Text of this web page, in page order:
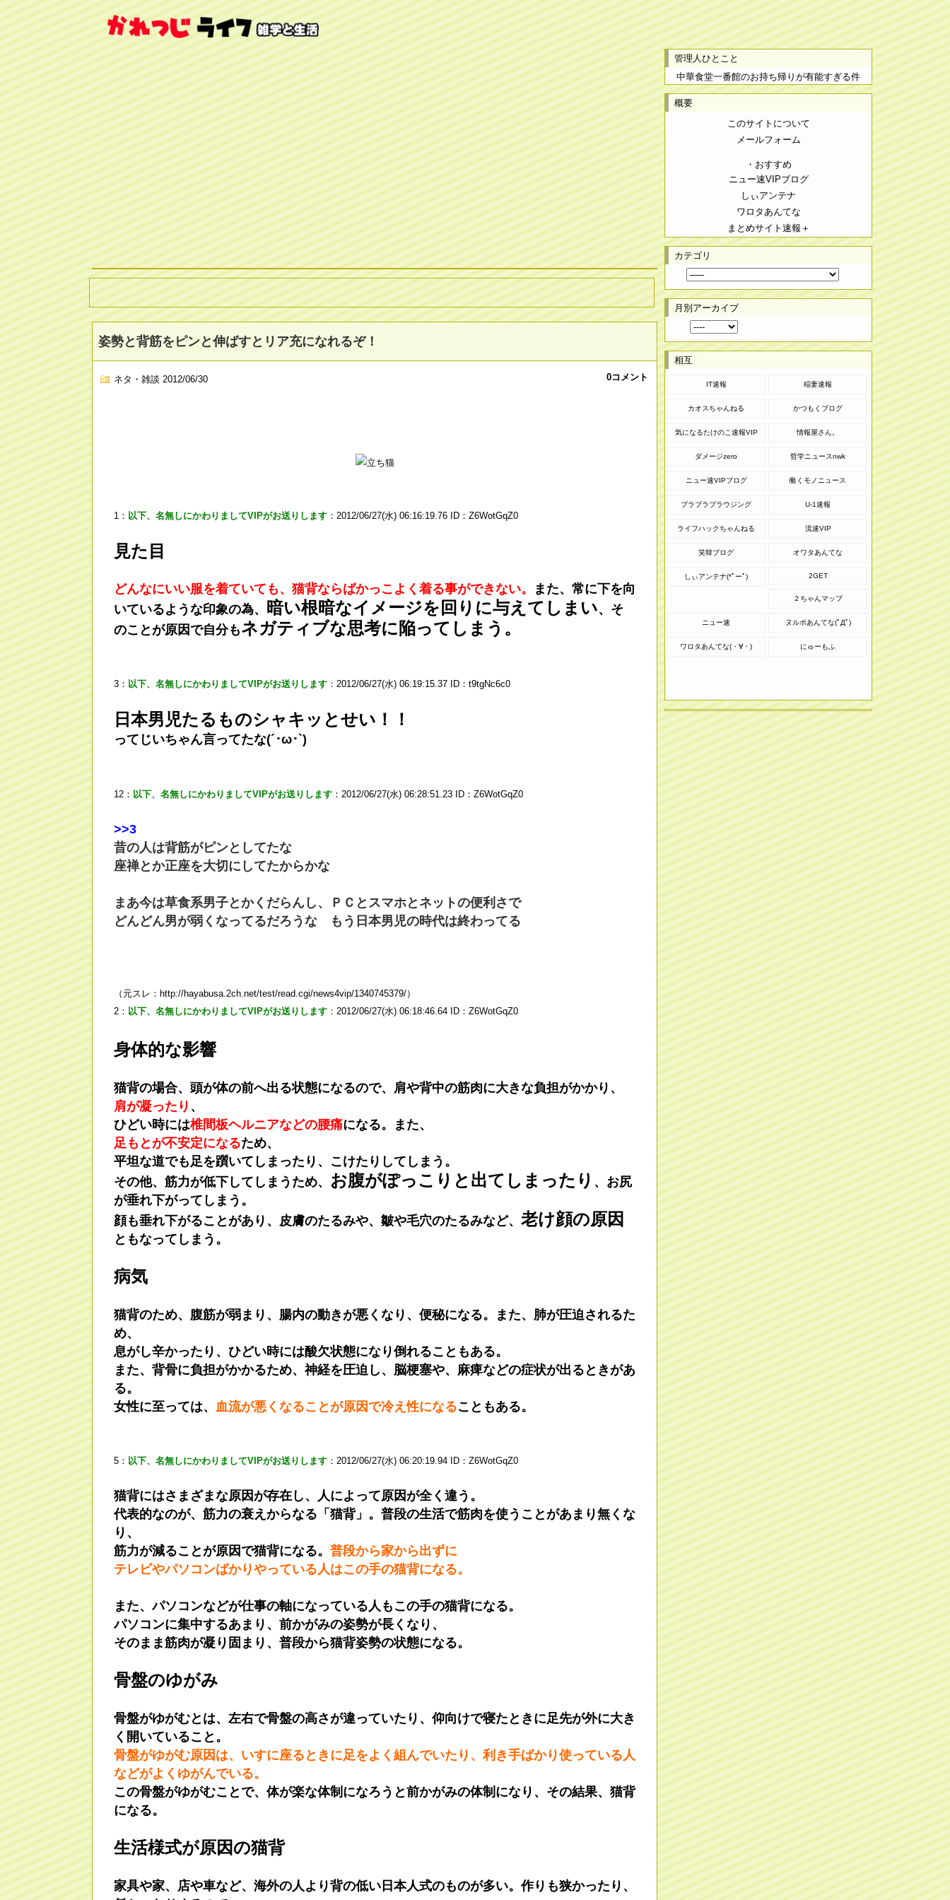
姿勢と背筋をピンと伸ばすとリア充になれるぞ！
ネタ・雑談 2012/06/30 0コメント
1： 以下、名無しにかわりましてVIPがお送りします ：2012/06/27(水) 06:16:19.76 ID：Z6WotGqZ0
見た目
どんなにいい服を着ていても、猫背ならばかっこよく着る事ができない。
また、常に下を向
いているような印象の為、 暗い根暗なイメージを回りに与えてしまい、そ
のことが原因で自分もネガティブな思考に陥ってしまう。
3： 以下、名無しにかわりましてVIPがお送りします ：2012/06/27(水) 06:19:15.37 ID：t9tgNc6c0
日本男児たるものシャキッとせい！！
ってじいちゃん言ってたな(´･ω･`)
12： 以下、名無しにかわりましてVIPがお送りします ：2012/06/27(水) 06:28:51.23 ID：Z6WotGqZ0
>>3
昔の人は背筋がピンとしてたな
座禅とか正座を大切にしてたからかな
まあ今は草食系男子とかくだらんし、ＰＣとスマホとネットの便利さで
どんどん男が弱くなってるだろうな もう日本男児の時代は終わってる
（元スレ：http://hayabusa.2ch.net/test/read.cgi/news4vip/1340745379/）
2： 以下、名無しにかわりましてVIPがお送りします ：2012/06/27(水) 06:18:46.64 ID：Z6WotGqZ0
身体的な影響
猫背の場合、頭が体の前へ出る状態になるので、肩や背中の筋肉に大きな負担がかかり、
肩が凝ったり 、
ひどい時には椎間板ヘルニアなどの腰痛になる。また、
足もとが不安定になるため、
平坦な道でも足を躓いてしまったり、こけたりしてしまう。
その他、筋力が低下してしまうため、 お腹がぽっこりと出てしまったり 、お尻
が垂れ下がってしまう。
顔も垂れ下がることがあり、皮膚のたるみや、皺や毛穴のたるみなど、 老け顔の原因
ともなってしまう。
病気
猫背のため、腹筋が弱まり、腸内の動きが悪くなり、便秘になる。また、肺が圧迫されるた
め、
息がし辛かったり、ひどい時には酸欠状態になり倒れることもある。
また、背骨に負担がかかるため、神経を圧迫し、脳梗塞や、麻痺などの症状が出るときがあ
る。
女性に至っては、 血流が悪くなることが原因で冷え性になることもある。
5： 以下、名無しにかわりましてVIPがお送りします ：2012/06/27(水) 06:20:19.94 ID：Z6WotGqZ0
猫背にはさまざまな原因が存在し、人によって原因が全く違う。
代表的なのが、筋力の衰えからなる「猫背」。普段の生活で筋肉を使うことがあまり無くな
り、
筋力が減ることが原因で猫背になる。 普段から家から出ずに
テレビやパソコンばかりやっている人はこの手の猫背になる。
また、パソコンなどが仕事の軸になっている人もこの手の猫背になる。
パソコンに集中するあまり、前かがみの姿勢が長くなり、
そのまま筋肉が凝り固まり、普段から猫背姿勢の状態になる。
骨盤のゆがみ
骨盤がゆがむとは、左右で骨盤の高さが違っていたり、仰向けで寝たときに足先が外に大き
く開いていること。
骨盤がゆがむ原因は、いすに座るときに足をよく組んでいたり、利き手ばかり使っている人
などがよくゆがんでいる。
この骨盤がゆがむことで、体が楽な体制になろうと前かがみの体制になり、その結果、猫背
になる。
生活様式が原因の猫背
家具や家、店や車など、海外の人より背の低い日本人式のものが多い。作りも狭かったり、
管理人ひとこと
中華食堂一番館のお持ち帰りが有能すぎる件
概要
このサイトについて
メールフォーム
・おすすめ
ニュー速VIPブログ
しぃアンテナ
ワロタあんてな
まとめサイト速報＋
カテゴリ
月別アーカイブ
相互
IT速報 稲妻速報
カオスちゃんねる かつもくブログ
気になるたけのこ速報VIP 情報屋さん。
ダメージzero 哲学ニュースnwk
ニュー速VIPブログ 働くモノニュース
ブラブラブラウジング U-1速報
ライフハックちゃんねる 流速VIP
笑韓ブログ オワタあんてな
しぃアンテナ(*ﾟーﾟ) 2GET
２ちゃんマップ
ニュー速 ヌルポあんてな(ﾟДﾟ)
ワロタあんてな(・∀・) にゅーもふ